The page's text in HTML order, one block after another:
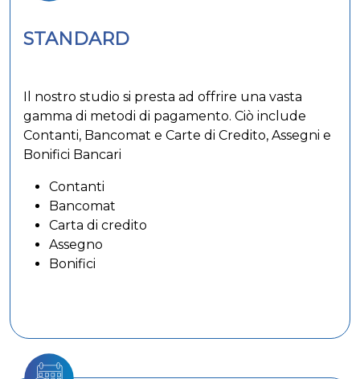
STANDARD
Il nostro studio si presta ad offrire una vasta
gamma di metodi di pagamento. Ciò include
Contanti, Bancomat e Carte di Credito, Assegni e
Bonifici Bancari
Contanti
Bancomat
Carta di credito
Assegno
Bonifici